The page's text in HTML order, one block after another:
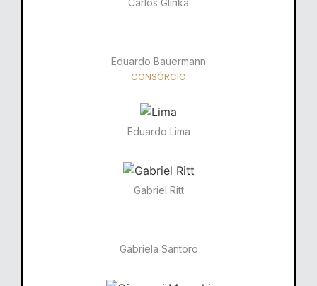
Eduardo Bauermann
CONSÓRCIO
Eduardo Lima
Gabriel Ritt
Gabriela Santoro​